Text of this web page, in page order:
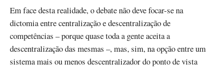
Em face desta realidade, o debate não deve focar-se na
dictomia entre centralização e descentralização de
competências – porque quase toda a gente aceita a
descentralização das mesmas –, mas, sim, na opção entre um
sistema mais ou menos descentralizador do ponto de vista